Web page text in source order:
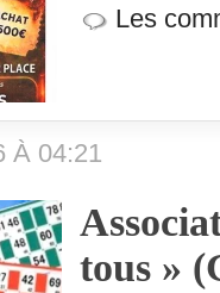
Les
À 04:21
tous »